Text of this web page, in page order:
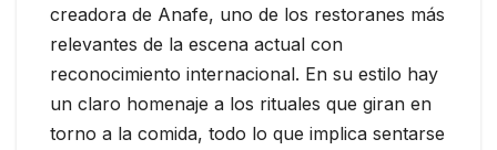
creadora de Anafe, uno de los restoranes más
relevantes de la escena actual con
reconocimiento internacional. En su estilo hay
un claro homenaje a los rituales que giran en
torno a la comida, todo lo que implica sentarse